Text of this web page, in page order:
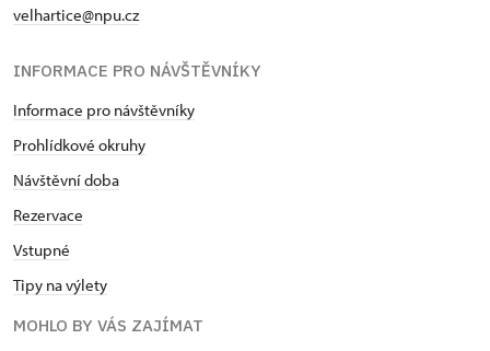
velhartice@npu.cz
INFORMACE PRO NÁVŠTĚVNÍKY
Informace pro návštěvníky
Prohlídkové okruhy
Návštěvní doba
Rezervace
Vstupné
Tipy na výlety
MOHLO BY VÁS ZAJÍMAT